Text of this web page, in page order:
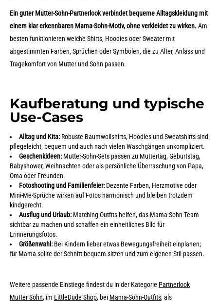
Ein guter Mutter-Sohn-Partnerlook verbindet bequeme Alltagskleidung mit
einem klar erkennbaren Mama-Sohn-Motiv, ohne verkleidet zu wirken. Am
besten funktionieren weiche Shirts, Hoodies oder Sweater mit
abgestimmten Farben, Sprüchen oder Symbolen, die zu Alter, Anlass und
Tragekomfort von Mutter und Sohn passen.
Kaufberatung und typische
Use-Cases
Alltag und Kita: Robuste Baumwollshirts, Hoodies und Sweatshirts sind
pflegeleicht, bequem und auch nach vielen Waschgängen unkompliziert.
Geschenkideen: Mutter-Sohn-Sets passen zu Muttertag, Geburtstag,
Babyshower, Weihnachten oder als persönliche Überraschung von Papa,
Oma oder Freunden.
Fotoshooting und Familienfeier: Dezente Farben, Herzmotive oder
Mini-Me-Sprüche wirken auf Fotos harmonisch und bleiben trotzdem
kindgerecht.
Ausflug und Urlaub: Matching Outfits helfen, das Mama-Sohn-Team
sichtbar zu machen und schaffen ein einheitliches Bild für
Erinnerungsfotos.
Größenwahl: Bei Kindern lieber etwas Bewegungsfreiheit einplanen;
für Mama sollte der Schnitt bequem sitzen und zum eigenen Stil passen.
Weitere passende Einstiege findest du in der Kategorie Partnerlook
Mutter Sohn, im LittleDude Shop, bei Mama-Sohn-Outfits, als